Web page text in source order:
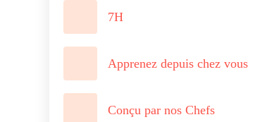
7H
Apprenez depuis chez vous
Conçu par nos Chefs